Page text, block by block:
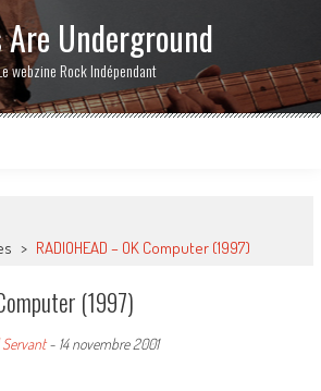
Underground
webzine Rock Indépendant
> RADIOHEAD – OK Computer (1997)
(1997)
- 14 novembre 2001